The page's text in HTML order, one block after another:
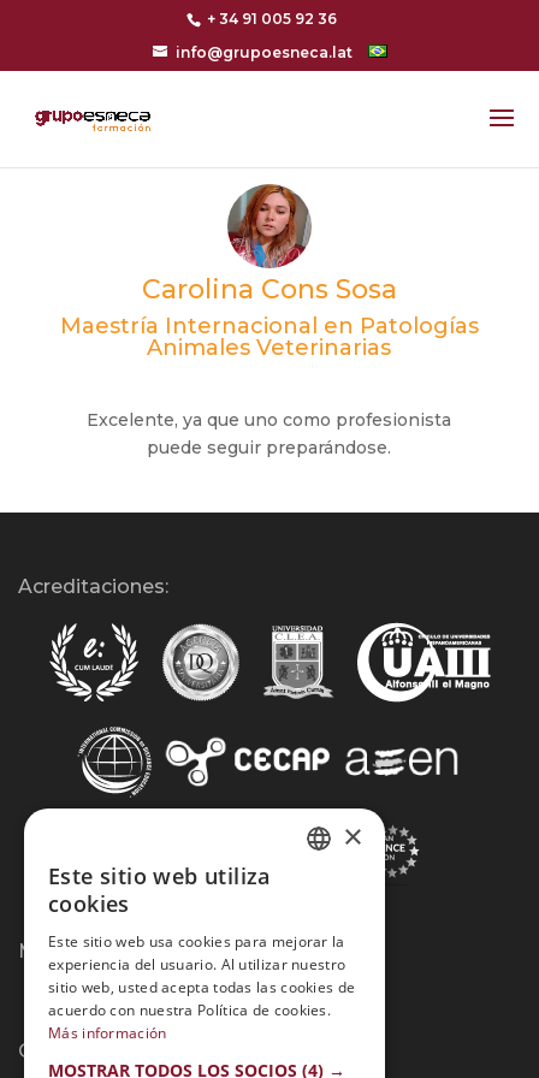
+ 34 91 005 92 36
info@grupoesneca.lat
Carolina Cons Sosa
Maestría Internacional en Patologías
Animales Veterinarias
Excelente, ya que uno como profesionista
puede seguir preparándose.
Acreditaciones:
Métodos de Pago:
Contacto:
×
Este sitio web utiliza
cookies
Este sitio web usa cookies para mejorar la
experiencia del usuario. Al utilizar nuestro
sitio web, usted acepta todas las cookies de
acuerdo con nuestra Política de cookies.
Más información
MOSTRAR TODOS LOS SOCIOS (4) →